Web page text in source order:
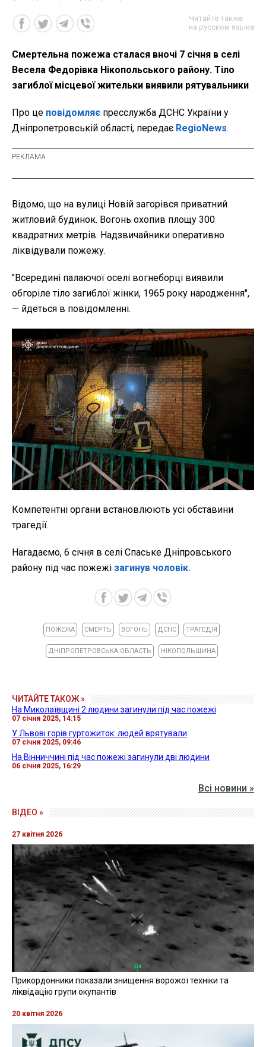
Читайте также
на русском языке
Смертельна пожежа сталася вночі 7 січня в селі
Весела Федорівка Нікопольського району. Тіло
загиблої місцевої жительки виявили рятувальники
Про це повідомляє пресслужба ДСНС України у
Дніпропетровській області, передає RegioNews.
Відомо, що на вулиці Новій загорівся приватний
житловий будинок. Вогонь охопив площу 300
квадратних метрів. Надзвичайники оперативно
ліквідували пожежу.
"Всередині палаючої оселі вогнеборці виявили
обгоріле тіло загиблої жінки, 1965 року народження",
— йдеться в повідомленні.
Компетентні органи встановлюють усі обставини
трагедії.
Нагадаємо, 6 січня в селі Спаське Дніпровського
району під час пожежі загинув чоловік.
ПОЖЕЖА СМЕРТЬ ВОГОНЬ ДСНС ТРАГЕДІЯ
ДНІПРОПЕТРОВСЬКА ОБЛАСТЬ НІКОПОЛЬЩИНА
ЧИТАЙТЕ ТАКОЖ »
На Миколаївщині 2 людини загинули під час пожежі
07 січня 2025, 14:15
У Львові горів гуртожиток: людей врятували
07 січня 2025, 09:46
На Вінниччині під час пожежі загинули дві людини
06 січня 2025, 16:29
Всі новини »
ВІДЕО »
27 квітня 2026
Прикордонники показали знищення ворожої техніки та
ліквідацію групи окупантів
20 квітня 2026